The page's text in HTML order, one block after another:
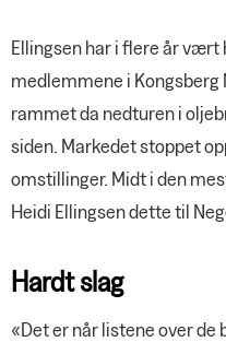
Ellingsen har i flere år
medlemmene i
rammet da nedturen i
siden. Markedet stoppet
omstillinger. Midt i den
Heidi Ellingsen dette til
Hardt slag
«Det er når listene over